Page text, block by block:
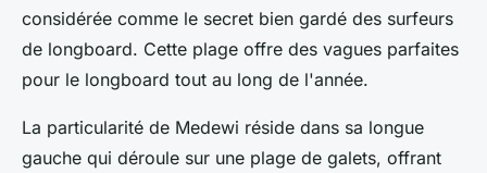
considérée comme le secret bien gardé des surfeurs
de longboard. Cette plage offre des vagues parfaites
pour le longboard tout au long de l'année.
La particularité de Medewi réside dans sa longue
gauche qui déroule sur une plage de galets, offrant